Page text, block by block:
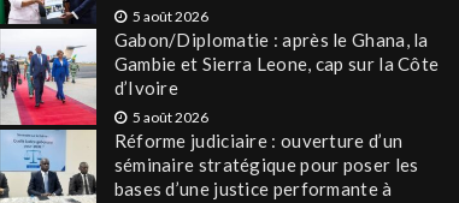
5 août 2026
Gabon/Diplomatie : après le Ghana, la
Gambie et Sierra Leone, cap sur la Côte
d’Ivoire
5 août 2026
Réforme judiciaire : ouverture d’un
séminaire stratégique pour poser les
bases d’une justice performante à